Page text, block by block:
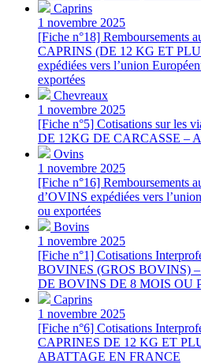
Caprins
1 novembre 2025
[Fiche n°18] Remboursements
CAPRINS (DE 12 KG ET
expédiées vers l’union
exportées
Chevreaux
1 novembre 2025
[Fiche n°5] Cotisations sur les
DE 12KG DE CARCASSE –
Ovins
1 novembre 2025
[Fiche n°16] Remboursements
d’OVINS expédiées vers
ou exportées
Bovins
1 novembre 2025
[Fiche n°1] Cotisations
BOVINES (GROS BOVINS)
DE BOVINS DE 8 MOIS OU
Caprins
1 novembre 2025
[Fiche n°6] Cotisations
CAPRINES DE 12 KG ET
ABATTAGE EN FRANCE